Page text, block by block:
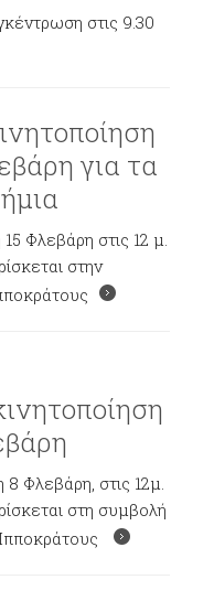
στις 9.30
για τα
Φλεβάρη στις 12 μ.
στην
Φλεβάρη, στις 12μ.
στη συμβολή